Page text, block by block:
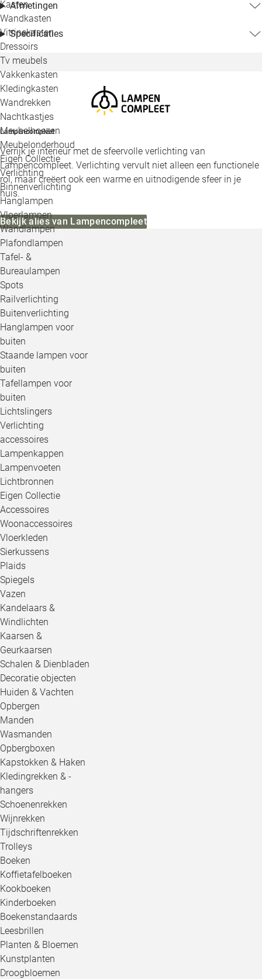
Kasten
Wandkasten
Vitrinekasten
Dressoirs
Tv meubels
Vakkenkasten
Kledingkasten
Wandrekken
Nachtkastjes
Meubelhoezen
Meubelonderhoud
Eigen Collectie
Verlichting
Binnenverlichting
Hanglampen
Vloerlampen
Wandlampen
Plafondlampen
Tafel- &
Bureaulampen
Spots
Railverlichting
Buitenverlichting
Hanglampen voor
buiten
Staande lampen voor
buiten
Tafellampen voor
buiten
Lichtslingers
Verlichting
accessoires
Lampenkappen
Lampenvoeten
Lichtbronnen
Eigen Collectie
Accessoires
Woonaccessoires
Vloerkleden
Sierkussens
Plaids
Spiegels
Vazen
Kandelaars &
Windlichten
Kaarsen &
Geurkaarsen
Schalen & Dienbladen
Decoratie objecten
Huiden & Vachten
Opbergen
Manden
Wasmanden
Opbergboxen
Kapstokken & Haken
Kledingrekken & -
hangers
Schoenenrekken
Wijnrekken
Tijdschriftenrekken
Trolleys
Boeken
Koffietafelboeken
Kookboeken
Kinderboeken
Boekenstandaards
Leesbrillen
Planten & Bloemen
Kunstplanten
Droogbloemen
Afmetingen
Specificaties
Lampencompleet
Verrijk je interieur met de sfeervolle verlichting van
Lampencompleet. Verlichting vervult niet alleen een functionele
rol, maar creëert ook een warme en uitnodigende sfeer in je
huis.
Bekijk alles van Lampencompleet